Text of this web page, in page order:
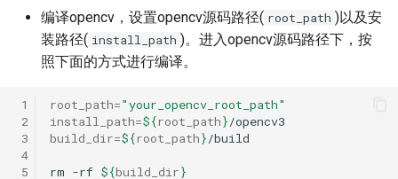
6. 分类
7. 版面分析+表格识别
9. 表格识别
ParseQ
SATRN
编译opencv，设置opencv源码路径( root_path )以及安
装路径( install_path )。进入opencv源码路径下，按
照下面的方式进行编译。
1
2
3
4
5
root_path="your_opencv_root_path"
install_path=${root_path}
build_dir=${root_path}
rm -rf ${build_dir}